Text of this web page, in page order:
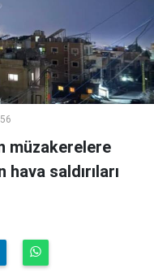
müzakerelere
saldırıları